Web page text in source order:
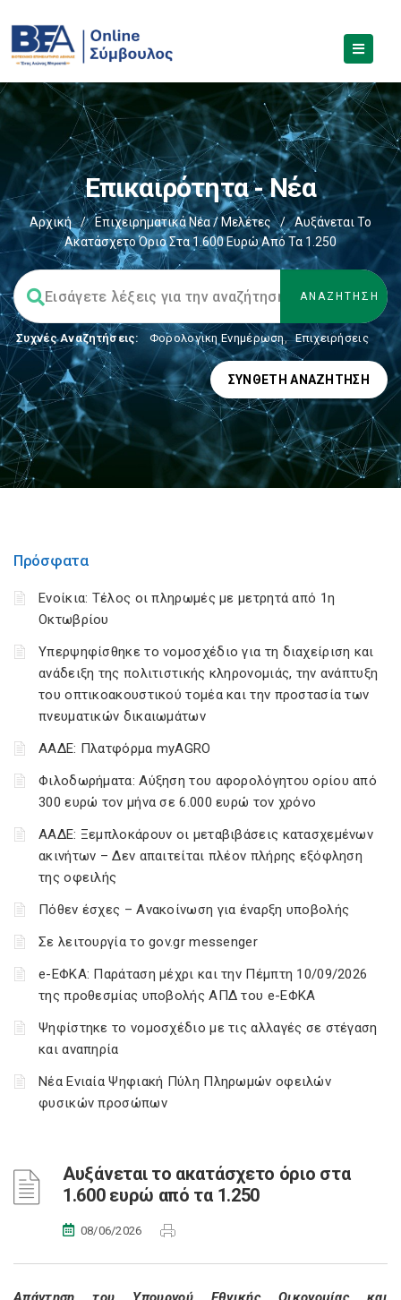
Επικαιρότητα - Νέα
Αρχική / Επιχειρηματικά Νέα / Μελέτες /
Αυξάνεται Το
Ακατάσχετο Όριο Στα 1.600 Ευρώ Από Τα 1.250
Συχνές Αναζητήσεις: Φορολογικη Ενημέρωση, Επιχειρήσεις
ΣΎΝΘΕΤΗ ΑΝΑΖΉΤΗΣΗ
Πρόσφατα
Ενοίκια: Τέλος οι πληρωμές με μετρητά από 1η
Οκτωβρίου
Υπερψηφίσθηκε το νομοσχέδιο για τη διαχείριση και
ανάδειξη της πολιτιστικής κληρονομιάς, την ανάπτυξη
του οπτικοακουστικού τομέα και την προστασία των
πνευματικών δικαιωμάτων
ΑΑΔΕ: Πλατφόρμα myAGRO
Φιλοδωρήματα: Αύξηση του αφορολόγητου ορίου από
300 ευρώ τον μήνα σε 6.000 ευρώ τον χρόνο
ΑΑΔΕ: Ξεμπλοκάρουν οι μεταβιβάσεις κατασχεμένων
ακινήτων – Δεν απαιτείται πλέον πλήρης εξόφληση
της οφειλής
Πόθεν έσχες – Ανακοίνωση για έναρξη υποβολής
Σε λειτουργία το gov.gr messenger
e-ΕΦΚΑ: Παράταση μέχρι και την Πέμπτη 10/09/2026
της προθεσμίας υποβολής ΑΠΔ του e-ΕΦΚΑ
Ψηφίστηκε το νομοσχέδιο με τις αλλαγές σε στέγαση
και αναπηρία
Νέα Ενιαία Ψηφιακή Πύλη Πληρωμών οφειλών
φυσικών προσώπων
Αυξάνεται το ακατάσχετο όριο στα
1.600 ευρώ από τα 1.250
08/06/2026